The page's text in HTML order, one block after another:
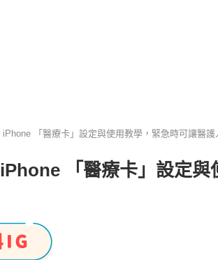
iPhone 「醫療卡」設定與使用教學，緊急時可讓醫
iPhone 「醫療卡」設定與